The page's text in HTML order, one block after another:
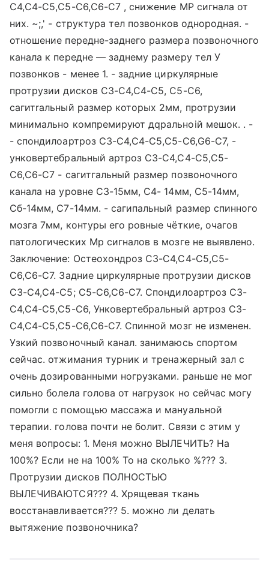
С4,С4-С5,С5-С6,С6-С7 , снижение МР сигнала от
них. ~;,' - структура тел позвонков однородная. -
отношение передне-заднего размера позвоночного
канала к передне — заднему размеру тел У
позвонков - менее 1. - задние циркулярные
протрузии дисков СЗ-С4,С4-С5, С5-С6,
сагитrальный размер которых 2мм, протрузии
минимально компремируют дqральноiй мешок. . -
- спондилоартроз СЗ-С4,С4-С5,С5-C6,G6-С7, -
унковертебральный артроз СЗ-С4,С4-С5,С5-
С6,С6-С7 - сагитгальный размер позвоночного
канала на уровне СЗ-15мм, С4- 14мм, С5-14мм,
Сб-14мм, С7-14мм. - сагипальный размер спинного
мозга 7мм, контуры его ровные чёткие, очагов
патологических Мр сигналов в мозге не выявлено.
Заключение: Остеохондроз СЗ-С4,С4-С5,С5-
С6,С6-С7. Задние циркулярные протрузии дисков
СЗ-С4,С4-С5; С5-С6,С6-С7. Спондилоартроз СЗ-
С4,С4-С5,С5-С6, Унковертебральный артроз СЗ-
С4,С4-С5,С5-С6,С6-С7. Спинной мозг не изменен.
Узкий позвоночный канал. занимаюсь спортом
сейчас. отжимания турник и тренажерный зал с
очень дозированными ногрузками. раньше не мог
сильно болела голова от нагрузок но сейчас могу
помогли с помощью массажа и мануальной
терапии. голова почти не болит. Связи с этим у
меня вопросы: 1. Меня можно ВЫЛЕЧИТЬ? На
100%? Если не на 100% То на сколько %??? 3.
Протрузии дисков ПОЛНОСТЬЮ
ВЫЛЕЧИВАЮТСЯ??? 4. Хрящевая ткань
восстанавливается??? 5. можно ли делать
вытяжение позвоночника?